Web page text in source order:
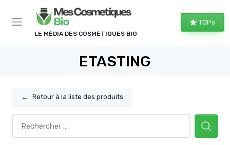
LE MÉDIA DES COSMÉTIQUES BIO
TOPs
ETASTING
← Retour à la liste des produits
Panneau de gestion des cookies